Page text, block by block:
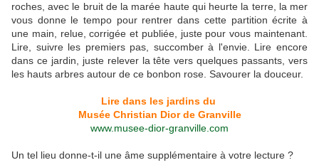
roches, avec le bruit de la marée haute qui heurte la terre, la mer
vous donne le tempo pour rentrer dans cette partition écrite à
une main, relue, corrigée et publiée, juste pour vous maintenant.
Lire, suivre les premiers pas, succomber à l'envie. Lire encore
dans ce jardin, juste relever la tête vers quelques passants, vers
les hauts arbres autour de ce bonbon rose. Savourer la douceur.
Lire dans les jardins du
Musée Christian Dior de Granville
www.musee-dior-granville.com
Un tel lieu donne-t-il une âme supplémentaire à votre lecture ?